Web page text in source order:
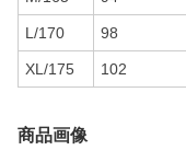
L/170 98
XL/175 102
商品画像